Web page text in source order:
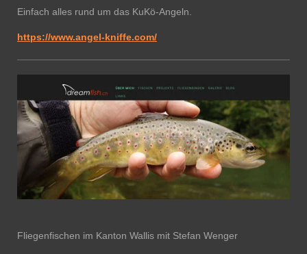
Einfach alles rund um das KuKö-Angeln.
https://www.angel-kniffe.com/
Fliegenfischen im Kanton Wallis mit Stefan Wenger